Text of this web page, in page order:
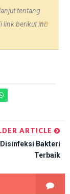
tentang
link berikut ini.
ARTICLE
Bakteri
Terbaik